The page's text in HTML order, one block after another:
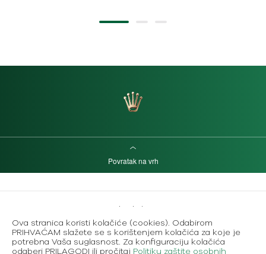
Povratak na vrh
Karijere
Uvjeti korištenja
Ova stranica koristi kolačiće (cookies). Odabirom
PRIHVAĆAM slažete se s korištenjem kolačića za koje je
potrebna Vaša suglasnost. Za konfiguraciju kolačića
odaberi PRILAGODI ili pročitaj Politiku zaštite osobnih